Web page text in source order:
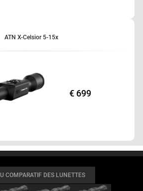
ATN X-Celsior 5-15x
€ 699
COMPARATIF DES LUNETTES